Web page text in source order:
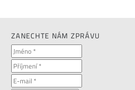
ZANECHTE NÁM ZPRÁVU